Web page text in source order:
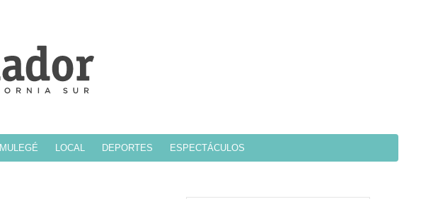
MULEGÉ LOCAL DEPORTES ESPECTÁCULOS